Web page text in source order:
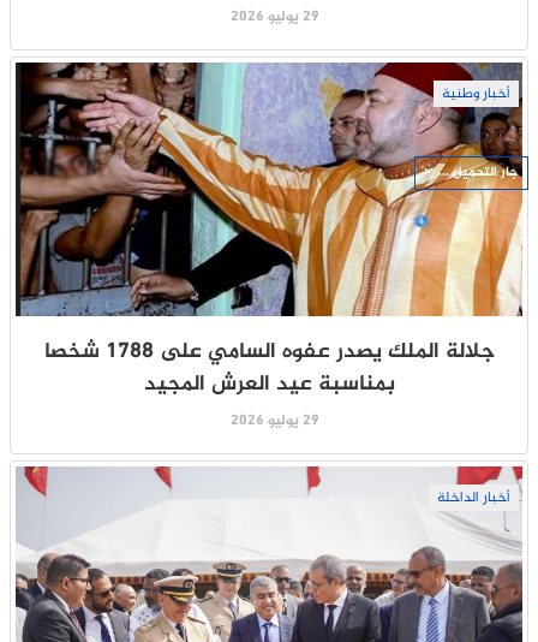
29 يوليو 2026
أخبار وطنية
جلالة الملك يصدر عفوه السامي على 1788 شخصا
بمناسبة عيد العرش المجيد
29 يوليو 2026
أخبار الداخلة
جار التحميل ...